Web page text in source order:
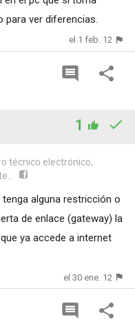
para ver diferencias.
el 1 feb. 12
1
técnico electrónico,
alguna restricción o
de enlace (gateway) la
ya accede a internet
el 30 ene. 12